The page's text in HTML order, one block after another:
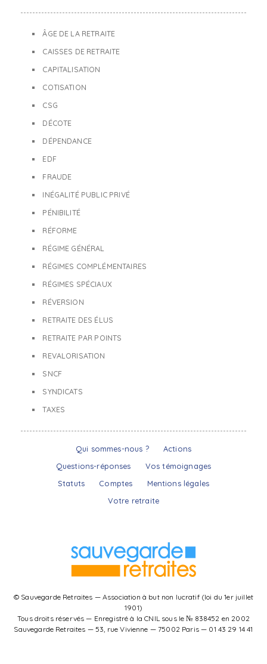
ÂGE DE LA RETRAITE
CAISSES DE RETRAITE
CAPITALISATION
COTISATION
CSG
DÉCOTE
DÉPENDANCE
EDF
FRAUDE
INÉGALITÉ PUBLIC PRIVÉ
PÉNIBILITÉ
RÉFORME
RÉGIME GÉNÉRAL
RÉGIMES COMPLÉMENTAIRES
RÉGIMES SPÉCIAUX
RÉVERSION
RETRAITE DES ÉLUS
RETRAITE PAR POINTS
REVALORISATION
SNCF
SYNDICATS
TAXES
Qui sommes-nous ?
Actions
Questions-réponses
Vos témoignages
Statuts
Comptes
Mentions légales
Votre retraite
© Sauvegarde Retraites — Association à but non lucratif (loi du 1er juillet
1901)
Tous droits réservés — Enregistré à la CNIL sous le № 838452 en 2002
Sauvegarde Retraites — 53, rue Vivienne — 75002 Paris — 01 43 29 14 41